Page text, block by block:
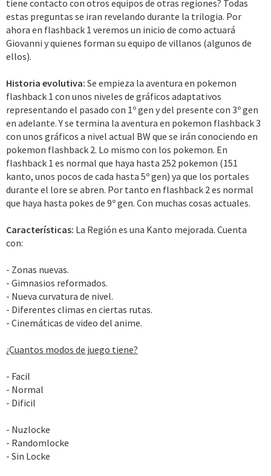
tiene contacto con otros equipos de otras regiones? Todas
estas preguntas se iran revelando durante la trilogia. Por
ahora en flashback 1 veremos un inicio de como actuará
Giovanni y quienes forman su equipo de villanos (algunos de
ellos).
Historia evolutiva: Se empieza la aventura en pokemon
flashback 1 con unos niveles de gráficos adaptativos
representando el pasado con 1º gen y del presente con 3º gen
en adelante. Y se termina la aventura en pokemon flashback 3
con unos gráficos a nivel actual BW que se irán conociendo en
pokemon flashback 2. Lo mismo con los pokemon. En
flashback 1 es normal que haya hasta 252 pokemon (151
kanto, unos pocos de cada hasta 5º gen) ya que los portales
durante el lore se abren. Por tanto en flashback 2 es normal
que haya hasta pokes de 9º gen. Con muchas cosas actuales.
Características: La Región es una Kanto mejorada. Cuenta
con:
- Zonas nuevas.
- Gimnasios reformados.
- Nueva curvatura de nivel.
- Diferentes climas en ciertas rutas.
- Cinemáticas de video del anime.
¿Cuantos modos de juego tiene?
- Facil
- Normal
- Dificil
- Nuzlocke
- Randomlocke
- Sin Locke